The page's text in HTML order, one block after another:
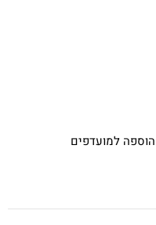
הוספה למועדפים